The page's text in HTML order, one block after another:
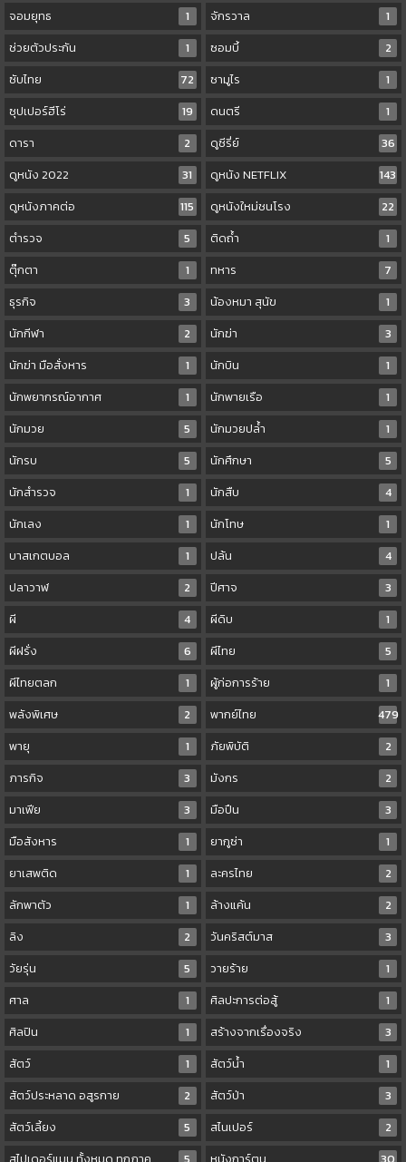
จอมยุทธ
1 จักรวาล
1
ช่วยตัวประกัน
1 ซอมบี้
2
ซับไทย
72 ซามูไร
1
ซุปเปอร์ฮีโร่
19 ดนตรี
1
ดารา
2 ดูซีรี่ย์
36
ดูหนัง 2022
31 ดูหนัง NETFLIX
143
ดูหนังภาคต่อ
115 ดูหนังใหม่ชนโรง
22
ตำรวจ
5 ติดถ้ำ
1
ตุ๊กตา
1 ทหาร
7
ธุรกิจ
3 น้องหมา สุนัข
1
นักกีฬา
2 นักฆ่า
3
นักฆ่า มือสั่งหาร
1 นักบิน
1
นักพยากรณ์อากาศ
1 นักพายเรือ
1
นักมวย
5 นักมวยปล้ำ
1
นักรบ
5 นักศึกษา
5
นักสำรวจ
1 นักสืบ
4
นักเลง
1 นักโทษ
1
บาสเกตบอล
1 ปล้น
4
ปลาวาฬ
2 ปีศาจ
3
ผี
4 ผีดิบ
1
ผีฝรั่ง
6 ผีไทย
5
ผีไทยตลก
1 ผู้ก่อการร้าย
1
พลังพิเศษ
2 พากย์ไทย
479
พายุ
1 ภัยพิบัติ
2
ภารกิจ
3 มังกร
2
มาเฟีย
3 มือปืน
3
มือสังหาร
1 ยากูซ่า
1
ยาเสพติด
1 ละครไทย
2
ลักพาตัว
1 ล้างแค้น
2
ลิง
2 วันคริสต์มาส
3
วัยรุ่น
5 วายร้าย
1
ศาล
1 ศิลปะการต่อสู้
1
ศิลปิน
1 สร้างจากเรื่องจริง
3
สัตว์
1 สัตว์น้ำ
1
สัตว์ประหลาด อสูรกาย
2 สัตว์ป่า
3
สัตว์เลี้ยง
5 สไนเปอร์
2